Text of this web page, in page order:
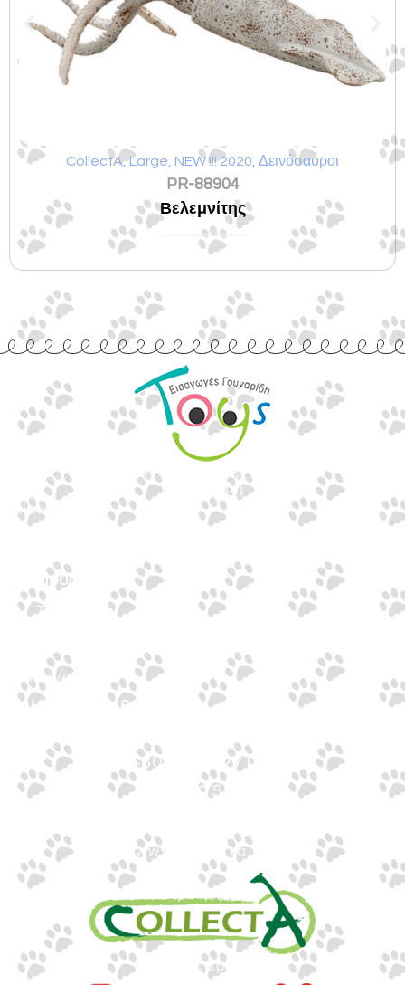
CollectA,Large NEW !!! 2020 Δεινόσαυροι
PR-88904
Βελεμνίτης
Εισαγωγές Παιχνιδιών
Γουναρίδη
Quick Links
Προϊόντα
Τράπεζες
Επικοινωνία
Ιωνος Δραγούμη 14
+30 2310 277104
+30 2310 551560
www.collecta.gr
www.rappa.gr